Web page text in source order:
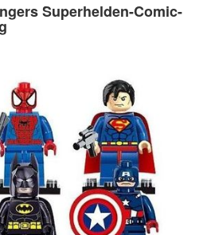
Superhelden-Comic-